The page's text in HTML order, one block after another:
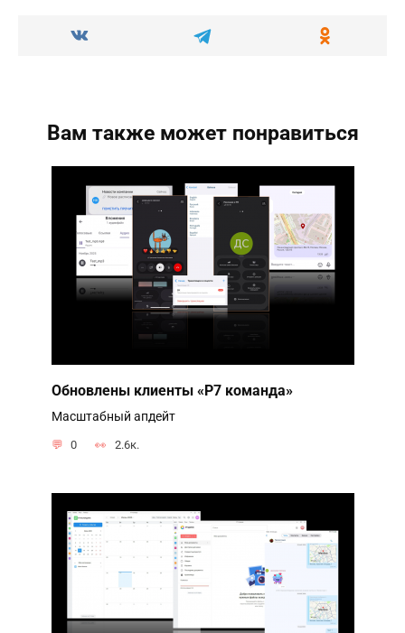
Вам также может понравиться
Обновлены клиенты «Р7 команда»
Масштабный апдейт
0 2.6к.